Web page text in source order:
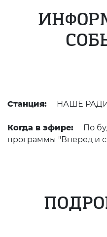
Станция: НАШЕ
Когда в эфире:
По
программы "Вперед и с